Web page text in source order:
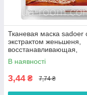
Тканевая маска sadoer
экстрактом женьшеня,
восстанавливающая,
тонизирующая, 25 г.
В наявності
3,44 ₴ 7,74 ₴